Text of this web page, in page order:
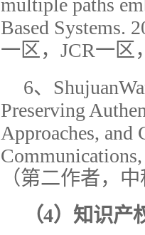
multiple paths
Based Systems.
一区，JCR一区
6、
Preserving
Approaches, and
（第二作者，
（4）知识产